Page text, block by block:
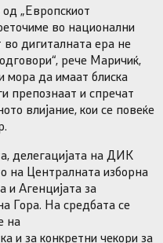
„Европскиот
во национални
дигиталната ера не
рече Маричиќ,
мора да имаат блиска
препознаат и спречат
влијание, кои се повеќе
делегацијата на ДИК
на Централната изборна
и Агенцијата за
Гора. На средбата се
на
и за конкретни чекори за